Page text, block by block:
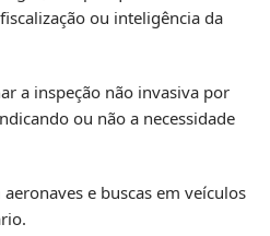
ou inteligência da
a inspeção não invasiva por
ou não a necessidade
e buscas em veículos